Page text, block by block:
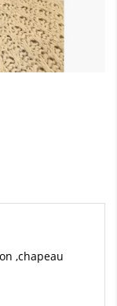
,chapeau